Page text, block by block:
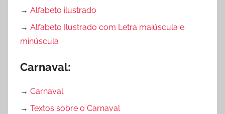
→ Alfabeto ilustrado
→ Alfabeto Ilustrado com Letra maiúscula e
minúscula
Carnaval:
→ Carnaval
→ Textos sobre o Carnaval